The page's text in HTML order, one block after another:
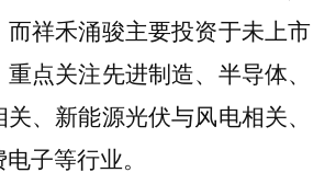
祥禾涌骏主要投资于未上市
点关注先进制造、半导体、
、新能源光伏与风电相关、
子等行业。